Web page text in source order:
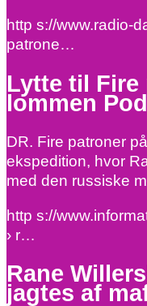
http s://www.radio-
patrone…
Lytte til Fire
lommen
DR. Fire patroner
ekspedition, hvor
med den russiske
http s://
› r…
Rane
jagtes af